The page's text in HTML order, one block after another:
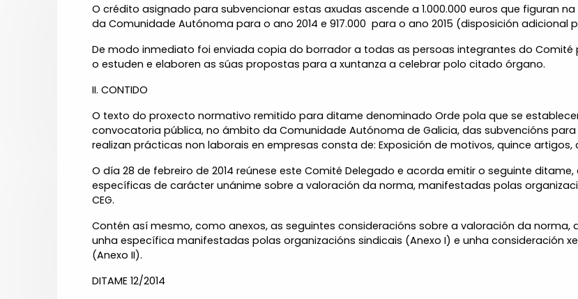
O crédito asignado para subvencionar estas axudas ascende a 1.000.000 euros que figuran na
da Comunidade Autónoma para o ano 2014 e 917.000  para o ano 2015 (disposición adicional
De modo inmediato foi enviada copia do borrador a todas as persoas integrantes do Comité
o estuden e elaboren as súas propostas para a xuntanza a celebrar polo citado órgano.
II. CONTIDO
O texto do proxecto normativo remitido para ditame denominado Orde pola que se
convocatoria pública, no ámbito da Comunidade Autónoma de Galicia, das subvencións
realizan prácticas non laborais en empresas consta de: Exposición de motivos, quince
O día 28 de febreiro de 2014 reúnese este Comité Delegado e acorda emitir o seguinte
específicas de carácter unánime sobre a valoración da norma, manifestadas polas
CEG.
Contén así mesmo, como anexos, as seguintes consideracións sobre a valoración da norma,
unha específica manifestadas polas organizacións sindicais (Anexo I) e unha consideración
(Anexo II).
DITAME 12/2014